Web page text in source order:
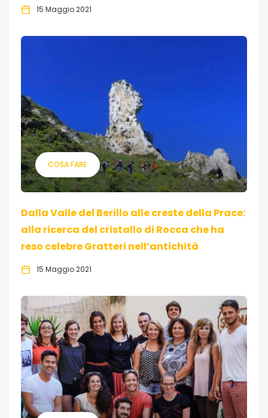
15 Maggio 2021
COSA FARE
Dalla Valle del Berillo alle creste della Prace:
alla ricerca del cristallo di Rocca che ha
reso celebre Gratteri nell’antichità
15 Maggio 2021